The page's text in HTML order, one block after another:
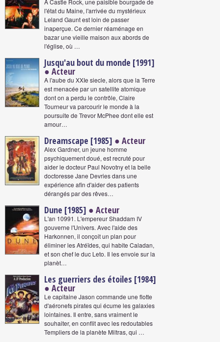
A Castle Rock, une paisible bourgade de
l'état du Maine, l'arrivée du mystérieux
Leland Gaunt est loin de passer
inaperçue. Ce dernier réaménage en
bazar une vieille maison aux abords de
l'église, où …
Jusqu'au bout du monde [1991]
● Acteur
A l'aube du XXIe siecle, alors que la Terre
est menacée par un satellite atomique
dont on a perdu le contrôle, Claire
Tourneur va parcourir le monde à la
poursuite de Trevor McPhee dont elle est
amour…
Dreamscape [1985] ● Acteur
Alex Gardner, un jeune homme
psychiquement doué, est recruté pour
aider le docteur Paul Novotny et la belle
doctoresse Jane Devries dans une
expérience afin d'aider des patients
dérangés par des rêves…
Dune [1985] ● Acteur
L'an 10991. L'empereur Shaddam IV
gouverne l'Univers. Avec l'aide des
Harkonnen, il conçoit un plan pour
éliminer les Atréïdes, qui habite Caladan,
et son chef le duc Leto. Il les envoie sur la
planèt…
Les guerriers des étoiles [1984]
● Acteur
Le capitaine Jason commande une flotte
d'aéronefs pirates qui écume les galaxies
lointaines. Il entre, sans vraiment le
souhaiter, en conflit avec les redoutables
Templiers de la planète Miltras, qui …